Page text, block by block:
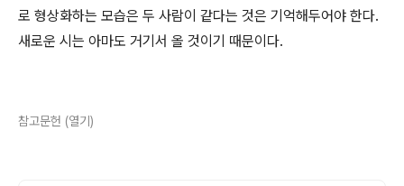
로 형상화하는 모습은 두 사람이 같다는 것은 기억해두어야 한다.
새로운 시는 아마도 거기서 올 것이기 때문이다.
참고문헌 (열기)